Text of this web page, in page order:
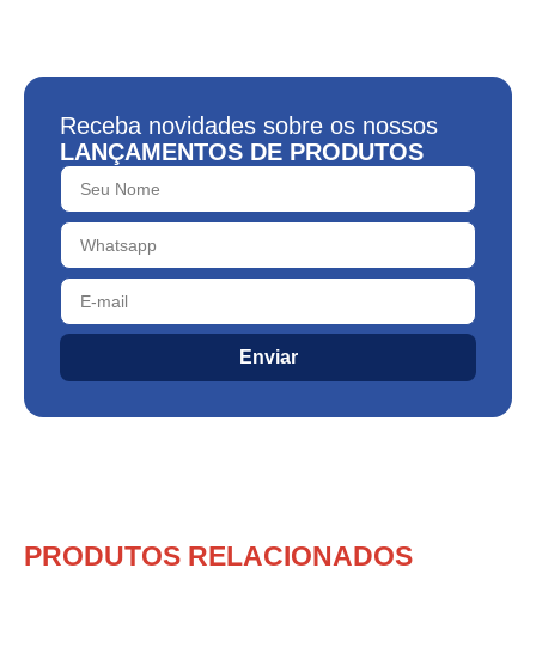
Receba novidades sobre os nossos
LANÇAMENTOS DE PRODUTOS
Enviar
PRODUTOS RELACIONADOS